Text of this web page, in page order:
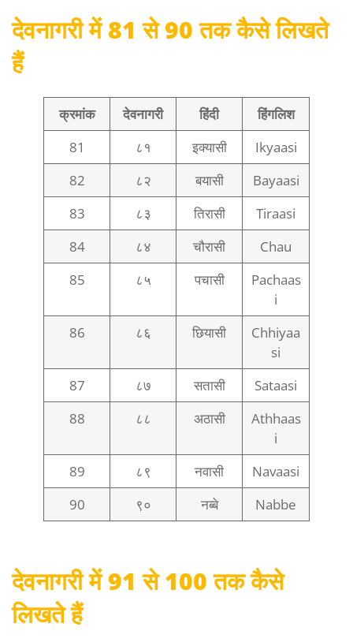
देवनागरी में 81 से 90 तक कैसे लिखते
हैं
क्रमांक देवनागरी हिंदी
हिंगलिश
81
८१ इक्यासी
Ikyaasi
82
८२ बयासी
Bayaasi
83
८३ तिरासी
Tiraasi
84
८४ चौरासी
Chau
85
८५ पचासी
Pachaas
i
86
८६ छियासी
Chhiyaa
si
87
८७ सतासी
Sataasi
88
८८ अठासी
Athhaas
i
89
८९ नवासी
Navaasi
90
९० नब्बे Nabbe
देवनागरी में 91 से 100 तक कैसे
लिखते हैं